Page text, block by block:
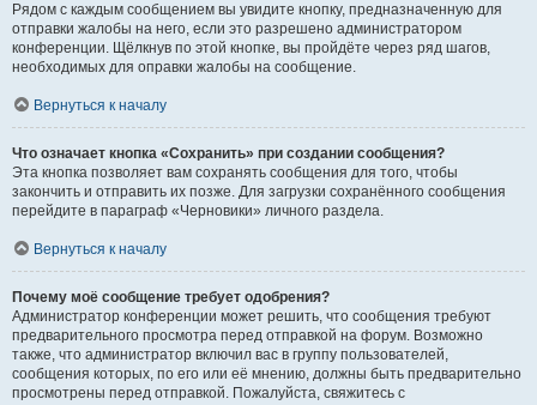
Рядом с каждым сообщением вы увидите кнопку, предназначенную для
отправки жалобы на него, если это разрешено администратором
конференции. Щёлкнув по этой кнопке, вы пройдёте через ряд шагов,
необходимых для оправки жалобы на сообщение.
Вернуться к началу
Что означает кнопка «Сохранить» при создании сообщения?
Эта кнопка позволяет вам сохранять сообщения для того, чтобы
закончить и отправить их позже. Для загрузки сохранённого сообщения
перейдите в параграф «Черновики» личного раздела.
Вернуться к началу
Почему моё сообщение требует одобрения?
Администратор конференции может решить, что сообщения требуют
предварительного просмотра перед отправкой на форум. Возможно
также, что администратор включил вас в группу пользователей,
сообщения которых, по его или её мнению, должны быть предварительно
просмотрены перед отправкой. Пожалуйста, свяжитесь с